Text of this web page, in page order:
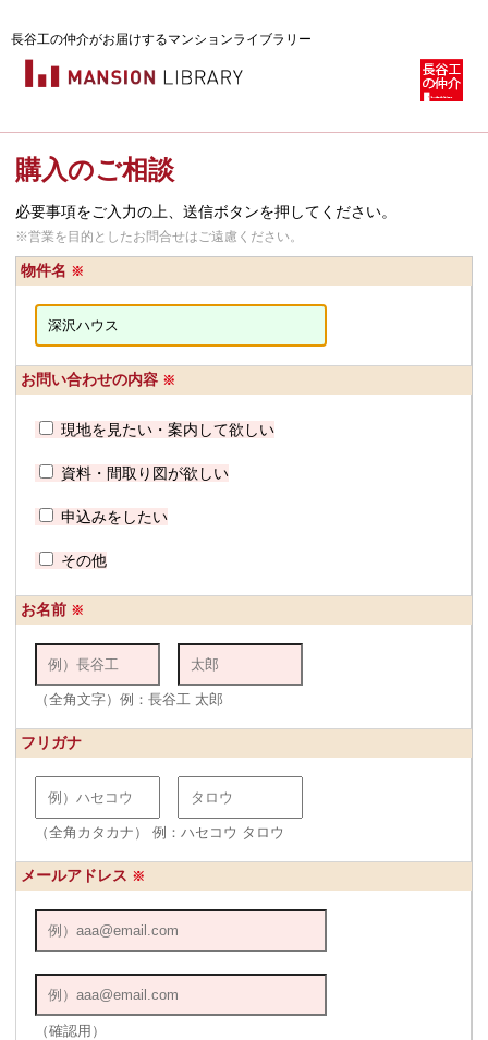
長谷工の仲介がお届けするマンションライブラリー
購入のご相談
必要事項をご入力の上、送信ボタンを押してください。
※営業を目的としたお問合せはご遠慮ください。
物件名 ※
お問い合わせの内容 ※
現地を見たい・案内して欲しい
資料・間取り図が欲しい
申込みをしたい
その他
お名前 ※
（全角文字）例：長谷工 太郎
フリガナ
（全角カタカナ） 例：ハセコウ タロウ
メールアドレス ※
（確認用）